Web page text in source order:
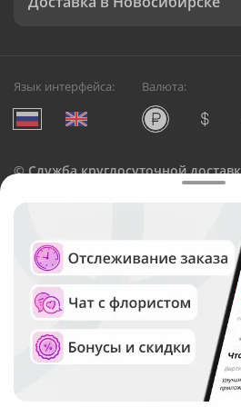
Язык интерфейса: Валюта:
©Служба круглосуточной
Русский Букет, 2026
Общество с ограниченной
ОГРН: 1195476081745, ИНН:
Юридический адрес: г.
д.42, оф. 3
Рейтинг Русского букета в г.